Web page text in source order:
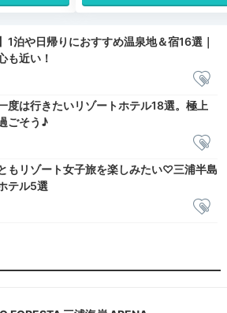
1泊や日帰りにおすすめ温泉地＆宿16選｜
も近い！
度は行きたいリゾートホテル18選。極上
ごそう♪
もリゾート女子旅を楽しみたい♡三浦半島
テル5選